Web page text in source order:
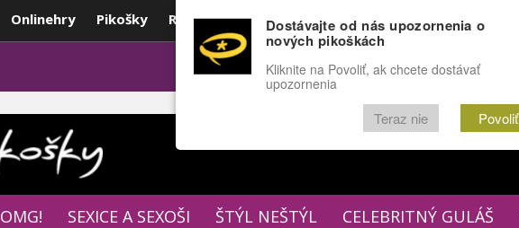
Onlinehry Pikošky Rozprávky Funny Docu
POPULÁRNE FÓRUM
OMG! SEXICE A SEXOŠI ŠTÝL NEŠTÝL CELEBRITNÝ GULÁŠ
Dostávajte od nás upozornenia o
nových pikoškách
Kliknite na Povoliť, ak chcete dostávať
upozornenia
Teraz nie Povoliť